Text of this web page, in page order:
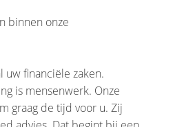
binnen onze
uw financiële zaken.
is mensenwerk. Onze
graag de tijd voor u. Zij